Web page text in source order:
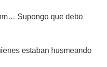
Supongo que debo
estaban husmeando